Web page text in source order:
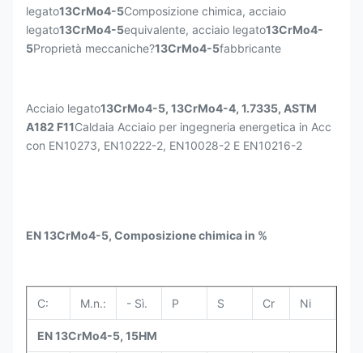
legato13CrMo4-5Composizione chimica, acciaio
legato13CrMo4-5equivalente, acciaio legato13CrMo4-
5Proprietà meccaniche?13CrMo4-5fabbricante
Acciaio legato13CrMo4-5, 13CrMo4-4, 1.7335, ASTM
A182 F11Caldaia Acciaio per ingegneria energetica in Acc
con EN10273, EN10222-2, EN10028-2 E EN10216-2
EN 13CrMo4-5, Composizione chimica in %
C: M.n.: - Sì. P S Cr Ni
EN 13CrMo4-5, 15HM